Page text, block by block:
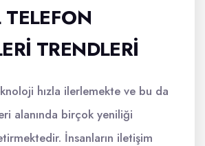
TRENDLERI
hızla ilerlemekte ve bu da
alanında birçok yeniliği
İnsanların iletişim